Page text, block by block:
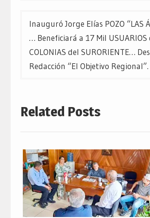
Inauguró Jorge Elías POZO “LAS
… Beneficiará a 17 Mil USUARIOS
COLONIAS del SURORIENTE…
Redacción “El Objetivo Regional”.
Related Posts